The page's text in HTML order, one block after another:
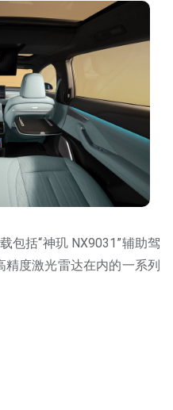
包括“神玑 NX9031”辅助驾
精度激光雷达在内的一系列